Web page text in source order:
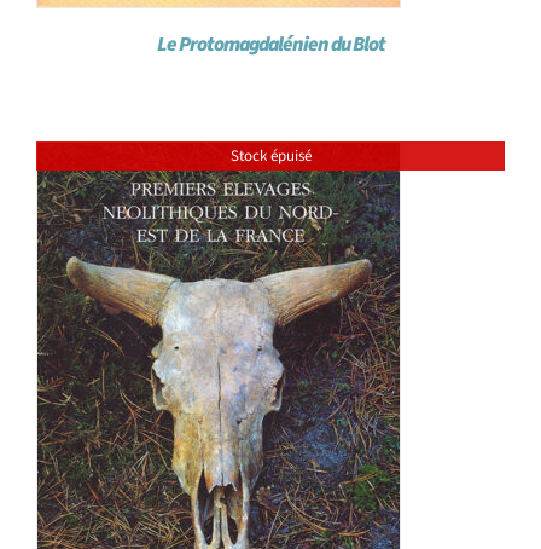
Le Protomagdalénien du Blot
Stock épuisé